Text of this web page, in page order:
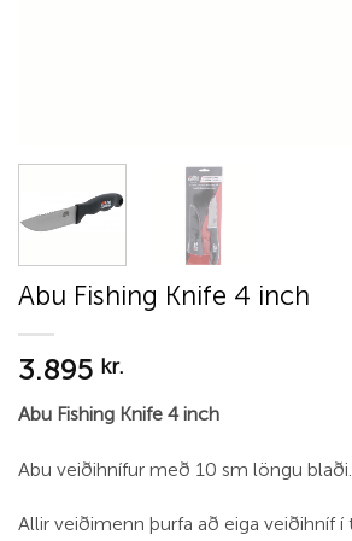
Abu Fishing Knife 4 inch
3.895 kr.
Abu Fishing Knife 4 inch
Abu veiðihnífur með 10 sm löngu
Allir veiðimenn þurfa að eiga veiðihníf í